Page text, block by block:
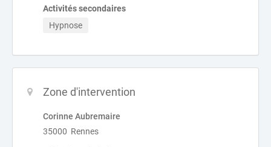
Activités secondaires
Hypnose
Zone d'intervention
Corinne Aubremaire
35000 Rennes